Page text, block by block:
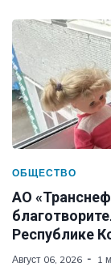
ОБЩЕСТВО
АО
Республике
Август 06, 2026 1